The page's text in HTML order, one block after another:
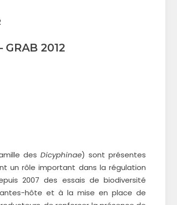
2012
desDicyphinae) sont présentes
un rôle important dans la régulation
2007 des essais de biodiversité
hôte et à la mise en place de